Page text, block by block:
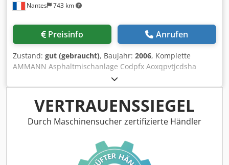
Nantes 743 km
Preisinfo Anrufen
Zustand: gut (gebraucht), Baujahr: 2006, Komplette
AMMANN Asphaltmischanlage Codpfx Aoxqpvtjcdsha
Trockentrommel mit Brenner: 2006 Filter: 2014 ERMIIS-
Automatisierung: 2013 Kapazität: 160 Tonnen/Stunde
Anlage wird derzeit demontiert
VERTRAUENSSIEGEL
Durch Maschinensucher zertifizierte Händler